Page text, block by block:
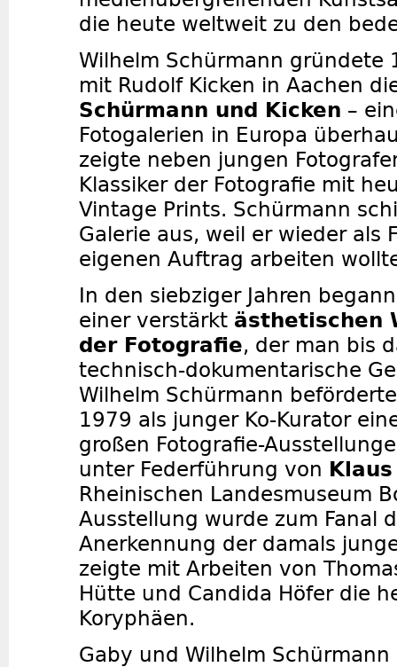
die heute weltweit zu den
Wilhelm Schürmann gründete
mit Rudolf Kicken in Aachen
Schürmann und Kicken –
Fotogalerien in Europa
zeigte neben jungen
Klassiker der Fotografie mit
Vintage Prints. Schürmann
Galerie aus, weil er wieder als
eigenen Auftrag arbeiten
In den siebziger Jahren
einer verstärkt ästhetischen
der Fotografie, der man bis
technisch-dokumentarische
Wilhelm Schürmann
1979 als junger Ko-Kurator
großen Fotografie-
unter Federführung von
Rheinischen Landesmuseum
Ausstellung wurde zum Fanal
Anerkennung der damals
zeigte mit Arbeiten von
Hütte und Candida Höfer die
Koryphäen.
Gaby und Wilhelm